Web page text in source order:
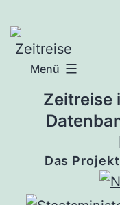
Inhalt
springen
Menü
Zeitreise
Das